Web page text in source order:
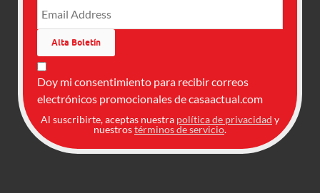
Doy mi consentimiento para recibir correos
electrónicos promocionales de casaactual.com
Al suscribirte, aceptas nuestra política de privacidad y
nuestrostérminos de servicio.